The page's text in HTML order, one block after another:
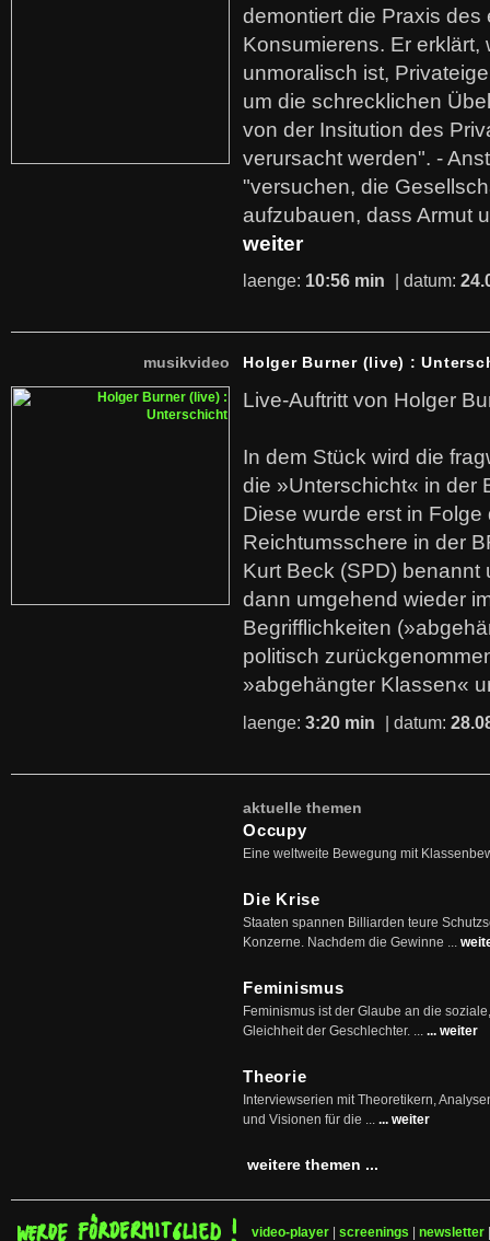
demontiert die Praxis des
Konsumierens. Er erklärt,
unmoralisch ist,
um die schrecklichen
von der Insitution des
verursacht werden". -
"versuchen, die
aufzubauen, dass Armut
weiter
laenge: 10:56 min | datum:
musikvideo Holger Burner (live) :
Live-Auftritt von Holger
In dem Stück wird die
die »Unterschicht« in der
Diese wurde erst in
Reichtumsschere in der
Kurt Beck (SPD)
dann umgehend wieder
Begrifflichkeiten
politisch
»abgehängter Klassen«
laenge: 3:20 min | datum:
aktuelle themen
Occupy
Eine weltweite Bewegung mit
Die Krise
Staaten spannen Billiarden teure
Konzerne. Nachdem die Gewinne ...
Feminismus
Feminismus ist der Glaube an die
Gleichheit der Geschlechter. ... ... weiter
Theorie
Interviewserien mit Theoretikern,
und Visionen für die ... ... weiter
weitere themen ...
video-player screenings newsletter